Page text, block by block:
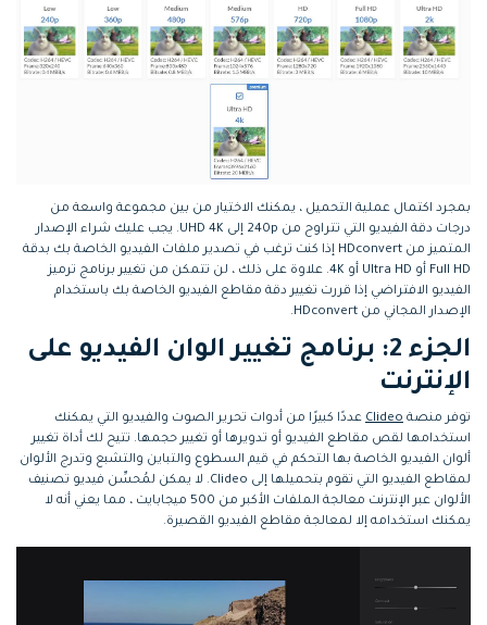
بمجرد اكتمال عملية التحميل ، يمكنك الاختيار من بين مجموعة واسعة من
درجات دقة الفيديو التي تتراوح من 240p إلى UHD 4K. يجب عليك شراء الإصدار
المتميز من HDconvert إذا كنت ترغب في تصدير ملفات الفيديو الخاصة بك بدقة
Full HD أو Ultra HD أو 4K. علاوة على ذلك ، لن تتمكن من تغيير برنامج ترميز
الفيديو الافتراضي إذا قررت تغيير دقة مقاطع الفيديو الخاصة بك باستخدام
الإصدار المجاني من HDconvert.
الجزء 2: برنامج تغيير الوان الفيديو على
الإنترنت
توفر منصة Clideo عددًا كبيرًا من أدوات تحرير الصوت والفيديو التي يمكنك
استخدامها لقص مقاطع الفيديو أو تدويرها أو تغيير حجمها. تتيح لك أداة تغيير
ألوان الفيديو الخاصة بها التحكم في قيم السطوع والتباين والتشبع وتدرج الألوان
لمقاطع الفيديو التي تقوم بتحميلها إلى Clideo. لا يمكن لمُحسِّن فيديو تصنيف
الألوان عبر الإنترنت معالجة الملفات الأكبر من 500 ميجابايت ، مما يعني أنه لا
يمكنك استخدامه إلا لمعالجة مقاطع الفيديو القصيرة.